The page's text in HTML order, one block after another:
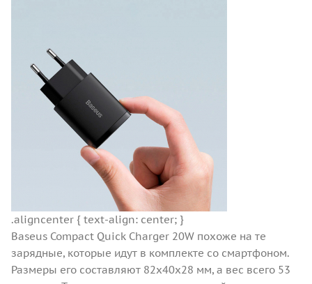
.aligncenter { text-align: center; }
Baseus Compact Quick Charger 20W похоже на те
зарядные, которые идут в комплекте со смартфоном.
Размеры его составляют 82x40x28 мм, а вес всего 53